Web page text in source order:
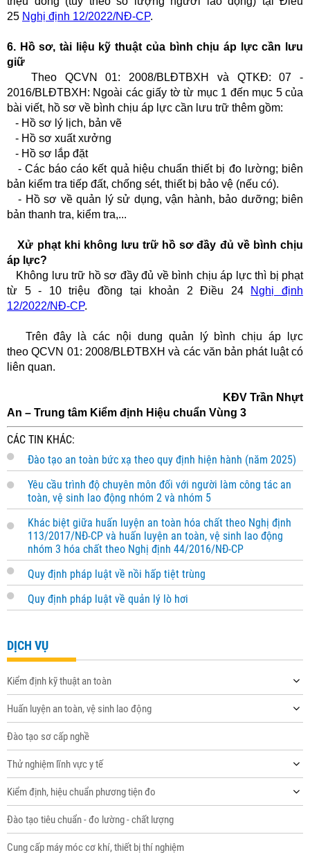
25 Nghị định 12/2022/NĐ-CP.
6. Hồ sơ, tài liệu kỹ thuật của bình chịu áp lực cần lưu
giữ
Theo QCVN 01: 2008/BLĐTBXH và QTKĐ: 07 -
2016/BLĐTBXH: Ngoài các giấy tờ từ mục 1 đến mục 5 của
bài viết, hồ sơ về bình chịu áp lực cần lưu trữ thêm gồm:
- Hồ sơ lý lịch, bản vẽ
- Hồ sơ xuất xưởng
- Hồ sơ lắp đặt
- Các báo cáo kết quả hiệu chuẩn thiết bị đo lường; biên
bản kiểm tra tiếp đất, chống sét, thiết bị bảo vệ (nếu có).
- Hồ sơ về quản lý sử dụng, vận hành, bảo dưỡng; biên
bản thanh tra, kiểm tra,...
Xử phạt khi không lưu trữ hồ sơ đầy đủ về bình chịu
áp lực?
Không lưu trữ hồ sơ đầy đủ về bình chịu áp lực thì bị phạt
từ 5 - 10 triệu đồng tại khoản 2 Điều 24 Nghị định
12/2022/NĐ-CP.
Trên đây là các nội dung quản lý bình chịu áp lực
theo QCVN 01: 2008/BLĐTBXH và các văn bản phát luật có
liên quan.
KĐV Trần Nhựt
An – Trung tâm Kiểm định Hiệu chuẩn Vùng 3
CÁC TIN KHÁC:
Đào tạo an toàn bức xạ theo quy định hiện hành (năm 2025)
Yêu cầu trình độ chuyên môn đối với người làm công tác an
toàn, vệ sinh lao động nhóm 2 và nhóm 5
Khác biệt giữa huấn luyện an toàn hóa chất theo Nghị định
113/2017/NĐ-CP và huấn luyện an toàn, vệ sinh lao động
nhóm 3 hóa chất theo Nghị định 44/2016/NĐ-CP
Quy định pháp luật về nồi hấp tiệt trùng
Quy định pháp luật về quản lý lò hơi
DỊCH VỤ
Kiểm định kỹ thuật an toàn
Huấn luyện an toàn, vệ sinh lao động
Đào tạo sơ cấp nghề
Thử nghiệm lĩnh vực y tế
Kiểm định, hiệu chuẩn phương tiện đo
Đào tạo tiêu chuẩn - đo lường - chất lượng
Cung cấp máy móc cơ khí, thiết bị thí nghiệm